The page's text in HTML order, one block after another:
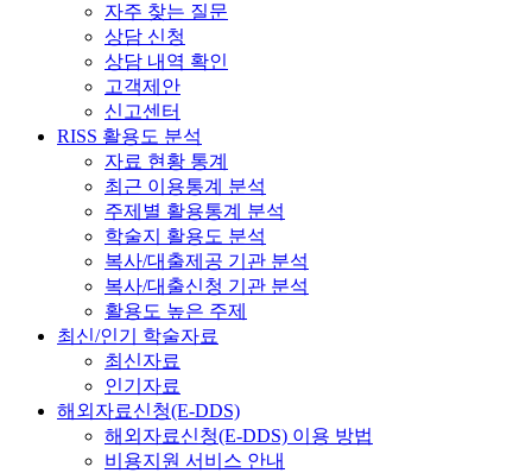
자주 찾는 질문
상담 신청
상담 내역 확인
고객제안
신고센터
RISS 활용도 분석
자료 현황 통계
최근 이용통계 분석
주제별 활용통계 분석
학술지 활용도 분석
복사/대출제공 기관 분석
복사/대출신청 기관 분석
활용도 높은 주제
최신/인기 학술자료
최신자료
인기자료
해외자료신청(E-DDS)
해외자료신청(E-DDS) 이용 방법
비용지원 서비스 안내